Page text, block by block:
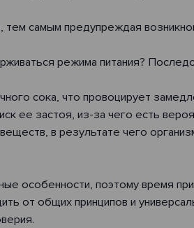
самым предупреждая
режима питания?
сока, что провоцирует
ее застоя, из-за чего есть
в результате чего
особенности, поэтому время
от общих принципов и